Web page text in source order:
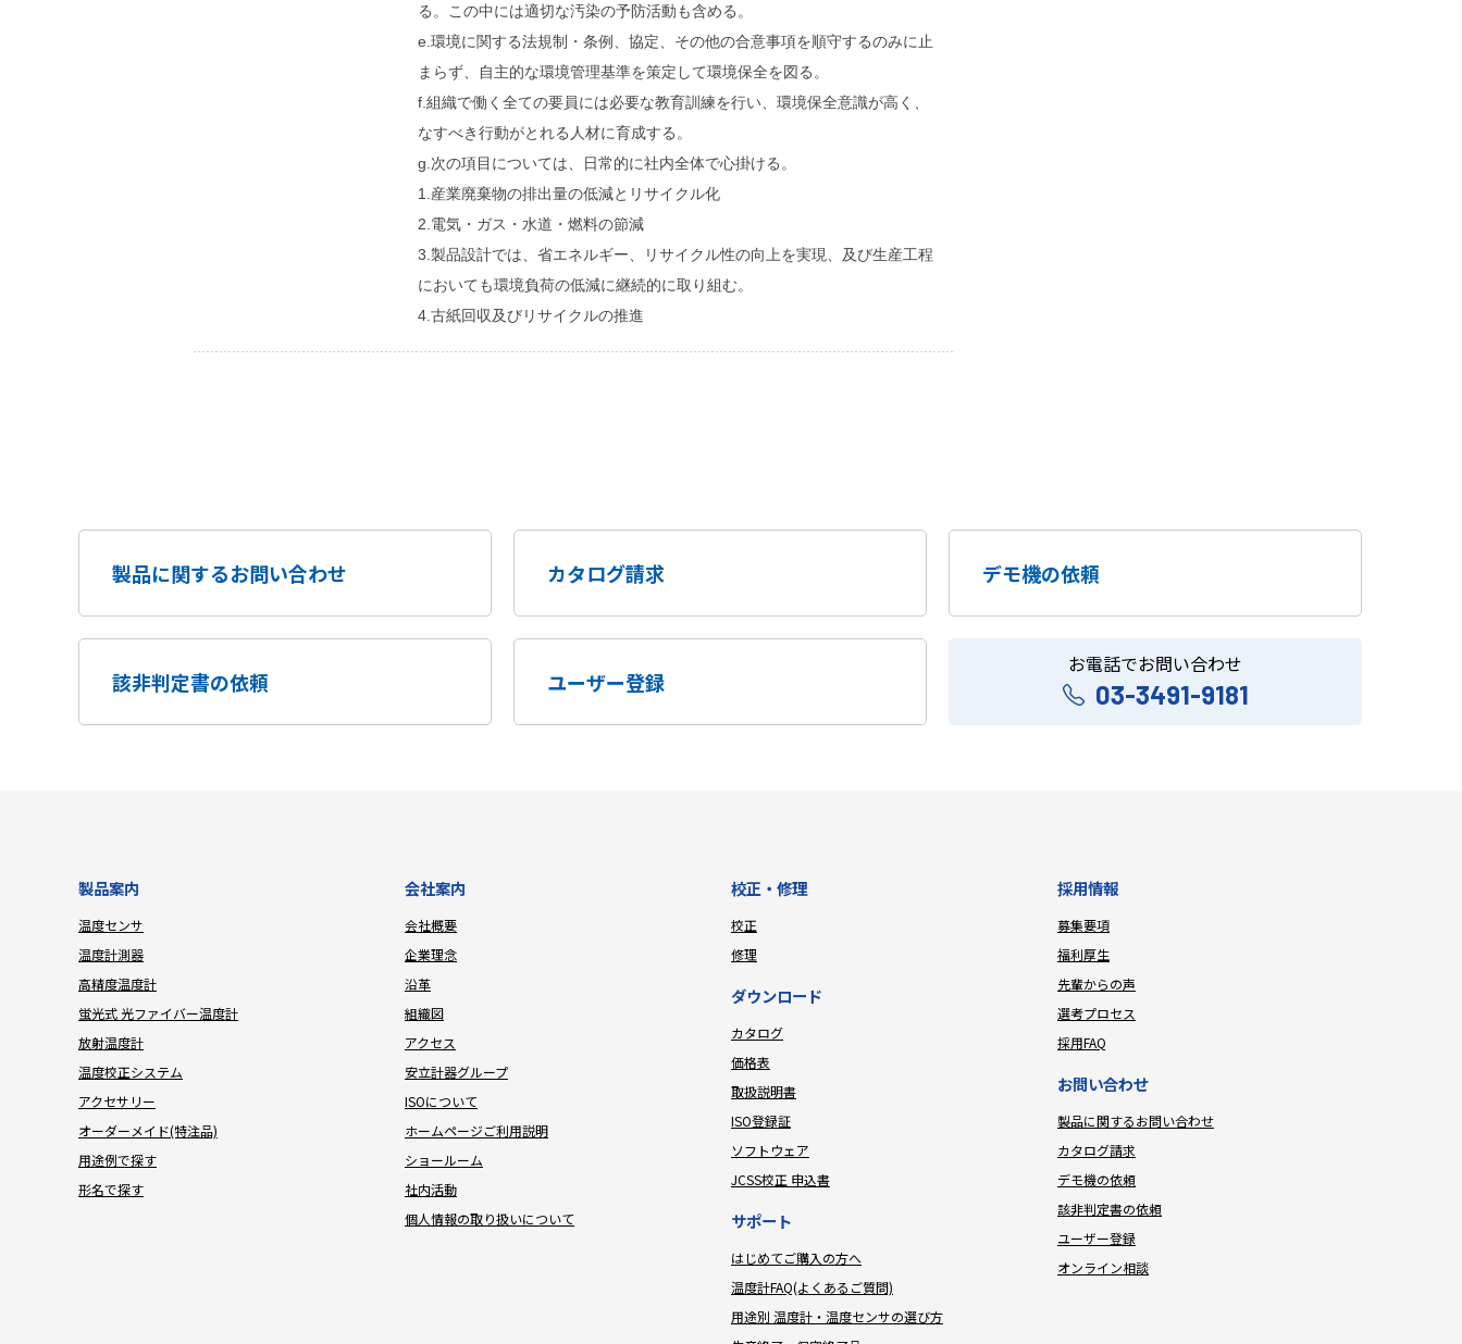
る。この中には適切な汚染の予防活動も含める。
e.環境に関する法規制・条例、協定、その他の合意事項を順守するのみに止
まらず、自主的な環境管理基準を策定して環境保全を図る。
f.組織で働く全ての要員には必要な教育訓練を行い、環境保全意識が高く、
なすべき行動がとれる人材に育成する。
g.次の項目については、日常的に社内全体で心掛ける。
1.産業廃棄物の排出量の低減とリサイクル化
2.電気・ガス・水道・燃料の節減
3.製品設計では、省エネルギー、リサイクル性の向上を実現、及び生産工程
においても環境負荷の低減に継続的に取り組む。
4.古紙回収及びリサイクルの推進
製品に関するお問い合わせ カタログ請求 デモ機の依頼
該非判定書の依頼 ユーザー登録
お電話でお問い合わせ
03-3491-9181
製品案内
温度センサ
温度計測器
高精度温度計
蛍光式 光ファイバー温度計
放射温度計
温度校正システム
アクセサリー
オーダーメイド(特注品)
用途例で探す
形名で探す
会社案内
会社概要
企業理念
沿革
組織図
アクセス
安立計器グループ
ISOについて
ホームページご利用説明
ショールーム
社内活動
個人情報の取り扱いについて
校正・修理
校正
修理
ダウンロード
カタログ
価格表
取扱説明書
ISO登録証
ソフトウェア
JCSS校正 申込書
サポート
はじめてご購入の方へ
温度計FAQ(よくあるご質問)
用途別 温度計・温度センサの選び方
採用情報
募集要項
福利厚生
先輩からの声
選考プロセス
採用FAQ
お問い合わせ
製品に関するお問い合わせ
カタログ請求
デモ機の依頼
該非判定書の依頼
ユーザー登録
オンライン相談